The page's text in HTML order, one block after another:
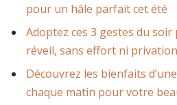
pour un hâle parfait cet été
Adoptez ces 3 gestes du
réveil, sans effort ni privation
Découvrez les bienfaits
chaque matin pour votre